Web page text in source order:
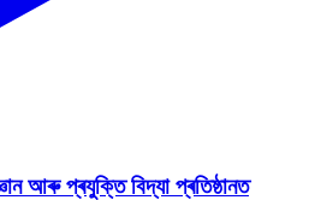
আৰু প্ৰযুক্তি বিদ্যা প্ৰতিষ্ঠানত